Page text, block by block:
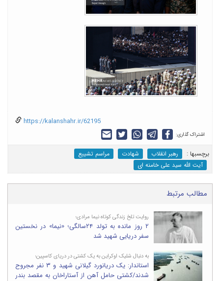
https://kalanshahr.ir/62195
اشتراک گذاری:
برچسب‎ها : رهبر انقلاب شهادت
مراسم تشییع
آیت الله سید علی خامنه ای
مطالب مرتبط
روایت تلخ زندگی کوتاه نیما مرادی؛
۲ روز مانده به تولد ۲۴سالگی؛ «نیما» در نخستین
سفر دریایی شهید شد
به دنبال شلیک اوکراین به یک کشتی در دریای کاسپین؛
استاندار: یک دریانورد گیلانی شهید و ۳ نفر مجروح
شدند/کشتی حامل آهن از آستاراخان به مقصد بندر